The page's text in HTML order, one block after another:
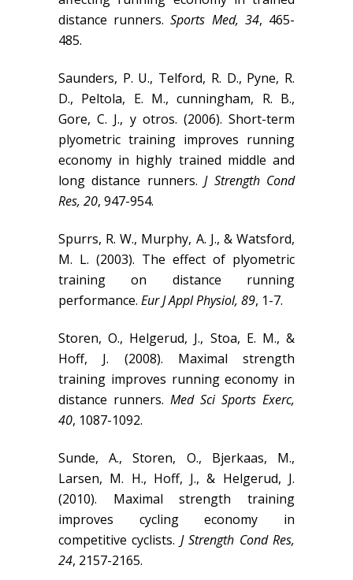
distance runners.Sports Med, 34, 465-
485.
Saunders, P. U., Telford, R. D., Pyne, R.
D., Peltola, E. M., cunningham, R. B.,
Gore, C. J., y otros. (2006). Short-term
plyometric training improves running
economy in highly trained middle and
long distance runners.J Strength Cond
Res, 20, 947-954.
Spurrs, R. W., Murphy, A. J., & Watsford,
M. L. (2003). The effect of plyometric
training on distance running
performance. Eur J Appl Physiol, 89, 1-7.
Storen, O., Helgerud, J., Stoa, E. M., &
Hoff, J. (2008). Maximal strength
training improves running economy in
distance runners. Med Sci Sports Exerc,
40, 1087-1092.
Sunde, A., Storen, O., Bjerkaas, M.,
Larsen, M. H., Hoff, J., & Helgerud, J.
(2010). Maximal strength training
improves cycling economy in
competitive cyclists. J Strength Cond Res,
24, 2157-2165.